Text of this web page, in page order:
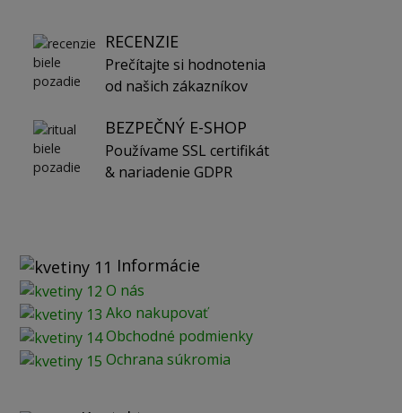
RECENZIE
Prečítajte si hodnotenia
od našich zákazníkov
BEZPEČNÝ E-SHOP
Používame SSL certifikát
& nariadenie GDPR
Informácie
O nás
Ako nakupovať
Obchodné podmienky
Ochrana súkromia